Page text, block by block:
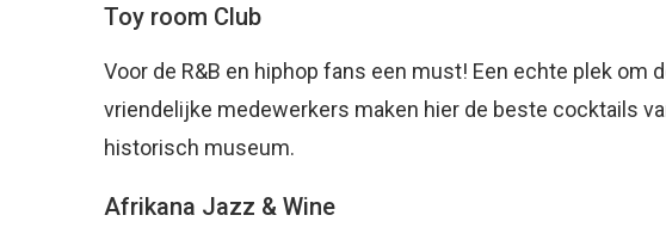
Toy room Club
Voor de R&B en hiphop fans een must! Een echte plek om
vriendelijke medewerkers maken hier de beste cocktails
historisch museum.
Afrikana Jazz & Wine